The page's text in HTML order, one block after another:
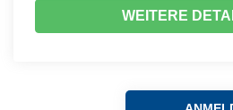
WEITERE